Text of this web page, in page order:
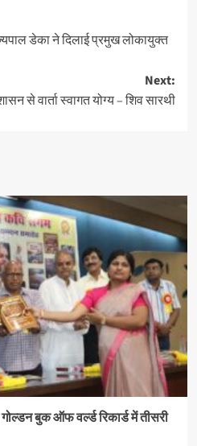
डेका ने दिलाई प्रमुख लोकायुक्त
Next:
से वार्ता स्वागत योग्य – शिव सारथी
गोल्डन बुक ऑफ वर्ल्ड रिकार्ड में तीसरी